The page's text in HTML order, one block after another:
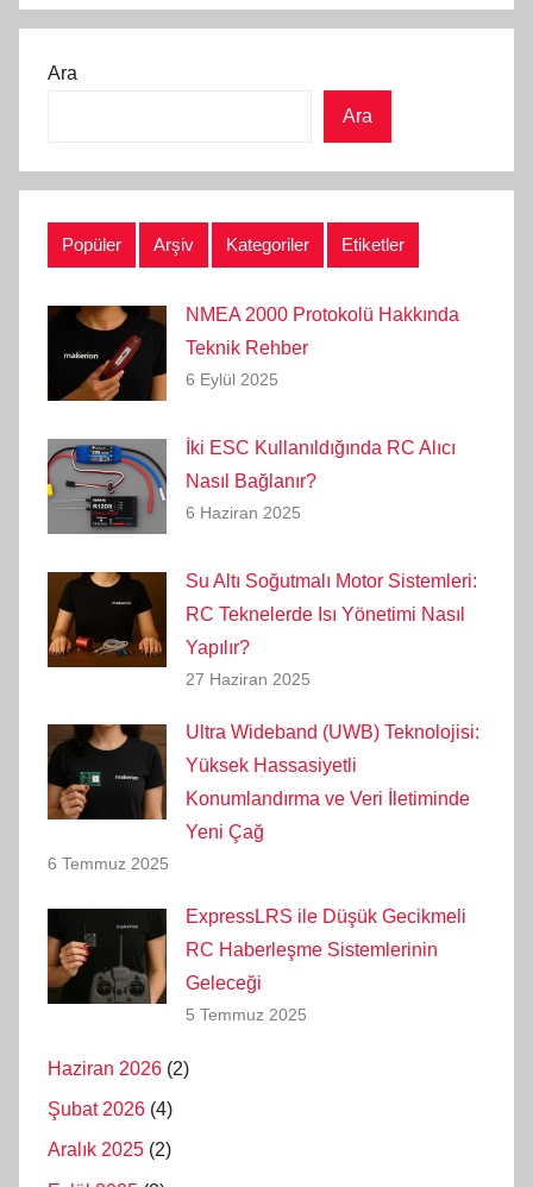
Ara
Ara
Popüler Arşiv Kategoriler Etiketler
NMEA 2000 Protokolü Hakkında
Teknik Rehber
6 Eylül 2025
İki ESC Kullanıldığında RC Alıcı
Nasıl Bağlanır?
6 Haziran 2025
Su Altı Soğutmalı Motor Sistemleri:
RC Teknelerde Isı Yönetimi Nasıl
Yapılır?
27 Haziran 2025
Ultra Wideband (UWB) Teknolojisi:
Yüksek Hassasiyetli
Konumlandırma ve Veri İletiminde
Yeni Çağ
6 Temmuz 2025
ExpressLRS ile Düşük Gecikmeli
RC Haberleşme Sistemlerinin
Geleceği
5 Temmuz 2025
Haziran 2026 (2)
Şubat 2026 (4)
Aralık 2025 (2)